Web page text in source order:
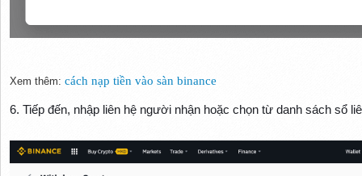
Xem thêm: cách nạp tiền vào sàn binance
6. Tiếp đến, nhập liên hệ người nhận hoặc chọn từ danh sách sổ